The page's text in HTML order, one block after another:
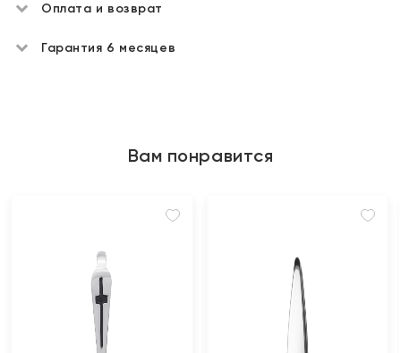
Оплата и возврат
Гарантия 6 месяцев
Вам понравится